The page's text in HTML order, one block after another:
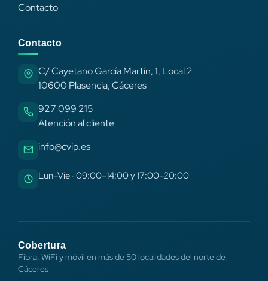
Contacto
Contacto
C/ Cayetano García Martín, 1, Local 2
10600 Plasencia, Cáceres
927 099 215
Atención al cliente
info@cvip.es
Lun–Vie · 09:00–14:00 y 17:00–20:00
Cobertura
Fibra, WiFi y móvil en más de 50 localidades del norte de
Cáceres